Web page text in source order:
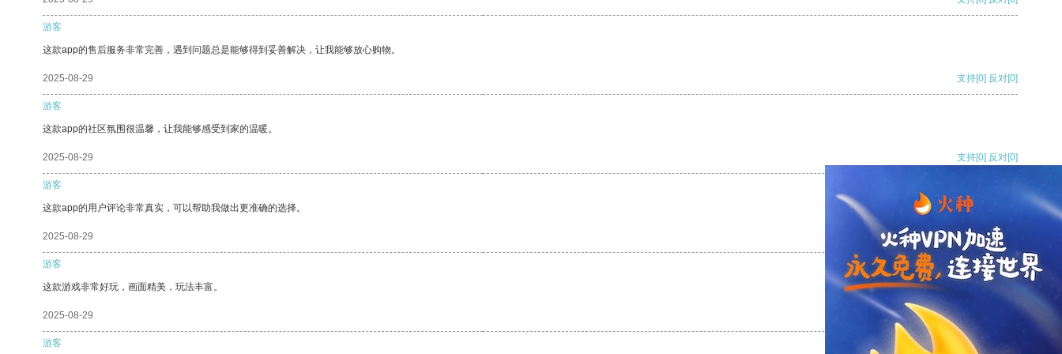
游客
这款app的售后服务非常完善，遇到问题总是能够得到妥善解决，让我能够放心购物。
2025-08-29 支持[0] 反对[0]
游客
这款app的社区氛围很温馨，让我能够感受到家的温暖。
2025-08-29 支持[0] 反对[0]
游客
这款app的用户评论非常真实，可以帮助我做出更准确的选择。
2025-08-29 支持[0] 反对
游客
这款游戏非常好玩，画面精美，玩法丰富。
2025-08-29 支持
游客